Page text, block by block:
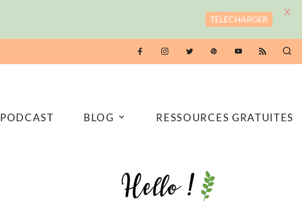
PODCAST BLOG RESSOURCES GRATUITES
TÉLÉCHARGER
X